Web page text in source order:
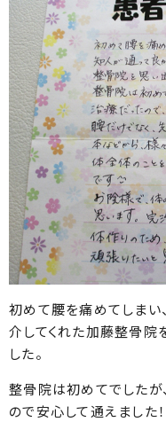
初めて腰を痛めてしまい
介してくれた加藤整骨院
した。
整骨院は初めてでしたが
ので安心して通えました！